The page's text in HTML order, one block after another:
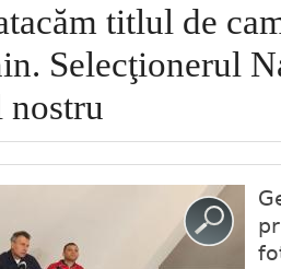
titlul de
Selecţionerul
nostru